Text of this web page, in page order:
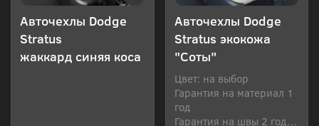
Авточехлы Dodge
Stratus
жаккард синяя коса
Авточехлы Dodge
Stratus экокожа
"Соты"
Цвет: на выбор
Гарантия на материал 1
год
Гарантия на швы 2 года